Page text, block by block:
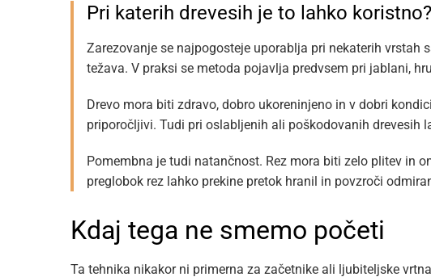
Pri katerih drevesih je to lahko koristno?
Zarezovanje se najpogosteje uporablja pri nekaterih vrstah
težava. V praksi se metoda pojavlja predvsem pri jablani,
Drevo mora biti zdravo, dobro ukoreninjeno in v dobri
priporočljivi. Tudi pri oslabljenih ali poškodovanih drevesih
Pomembna je tudi natančnost. Rez mora biti zelo plitev in
preglobok rez lahko prekine pretok hranil in povzroči
Kdaj tega ne smemo početi
Ta tehnika nikakor ni primerna za začetnike ali ljubiteljske